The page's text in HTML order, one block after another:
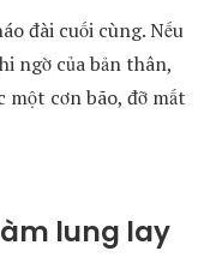
đài cuối cùng. Nếu
ngờ của bản thân,
một cơn bão, đỡ mất
lung lay